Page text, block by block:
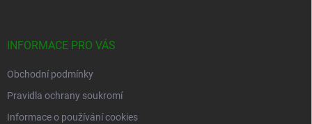
INFORMACE PRO VÁS
Obchodní podmínky
Pravidla ochrany soukromí
Informace o používání cookies